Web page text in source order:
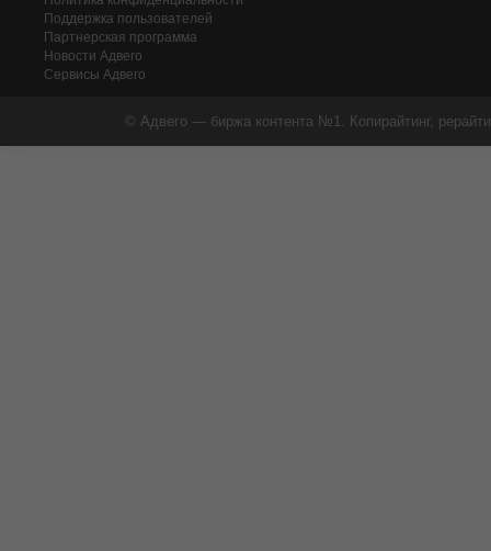
Поддержка пользователей
Партнерская программа
Новости Адвего
Сервисы Адвего
© Адвего — биржа контента №1. Копирайтинг,